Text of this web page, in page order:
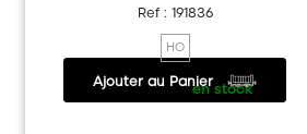
Ref : 191836
HO
42.20 € /en stock
Ajouter au Panier